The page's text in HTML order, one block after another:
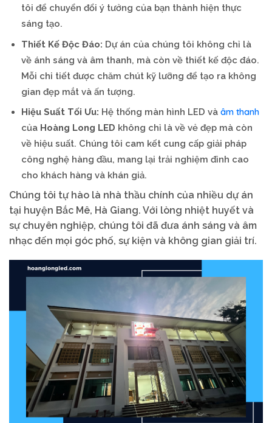
tôi để chuyển đổi ý tưởng của bạn thành hiện thực
sáng tạo.
Thiết Kế Độc Đáo: Dự án của chúng tôi không chỉ là
về ánh sáng và âm thanh, mà còn về thiết kế độc đáo.
Mỗi chi tiết được chăm chút kỹ lưỡng để tạo ra không
gian đẹp mắt và ấn tượng.
Hiệu Suất Tối Ưu: Hệ thống màn hình LED và âm thanh
của Hoàng Long LED không chỉ là về vẻ đẹp mà còn
về hiệu suất. Chúng tôi cam kết cung cấp giải pháp
công nghệ hàng đầu, mang lại trải nghiệm đỉnh cao
cho khách hàng và khán giả.
Chúng tôi tự hào là nhà thầu chính của nhiều dự án
tại huyện Bắc Mê, Hà Giang. Với lòng nhiệt huyết và
sự chuyên nghiệp, chúng tôi đã đưa ánh sáng và âm
nhạc đến mọi góc phố, sự kiện và không gian giải trí.